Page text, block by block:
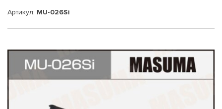
Артикул: MU-026Si